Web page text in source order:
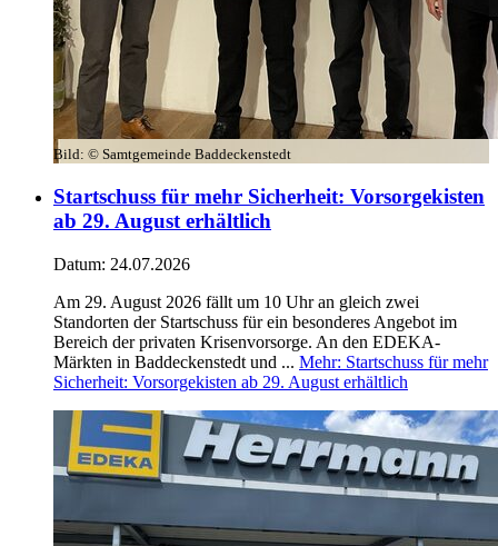
Bild: © Samtgemeinde Baddeckenstedt
Startschuss für mehr Sicherheit: Vorsorgekisten
ab 29. August erhältlich
Datum: 24.07.2026
Am 29. August 2026 fällt um 10 Uhr an gleich zwei
Standorten der Startschuss für ein besonderes Angebot im
Bereich der privaten Krisenvorsorge. An den EDEKA-
Märkten in Baddeckenstedt und ... Mehr: Startschuss für mehr
Sicherheit: Vorsorgekisten ab 29. August erhältlich